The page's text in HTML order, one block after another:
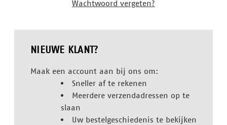
Wachtwoord vergeten?
NIEUWE KLANT?
Maak een account aan bij ons om:
Sneller af te rekenen
Meerdere verzendadressen op te
slaan
Uw bestelgeschiedenis te bekijken